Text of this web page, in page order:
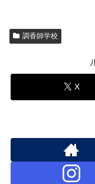
調香師学校
X